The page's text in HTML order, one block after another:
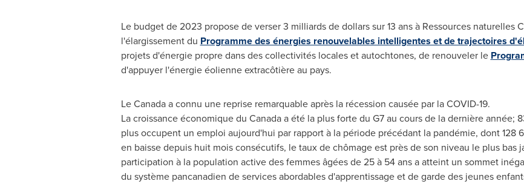
Le budget de 2023 propose de verser 3 milliards de dollars sur 13 ans à Ressources naturelles
l'élargissement du Programme des énergies renouvelables intelligentes et de trajectoires
projets d'énergie propre dans des collectivités locales et autochtones, de renouveler le
d'appuyer l'énergie éolienne extracôtière au pays.
Le Canadaa connu une reprise remarquable après la récession causée par la COVID-19.
La croissance économique du Canada a été la plus forte du G7 au cours de la dernière année;
plus occupent un emploi aujourd'hui par rapport à la période précédant la pandémie, dont 128
en baisse depuis huit mois consécutifs, le taux de chômage est près de son niveau le plus bas
participation à la population active des femmes âgées de 25 à 54 ans a atteint un sommet
du système pancanadien de services abordables d'apprentissage et de garde des jeunes